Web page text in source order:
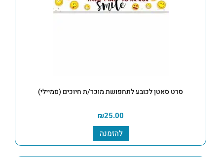
סרט סאטן לכובע לתחפושת מוכר/ת חיוכים (סמיילי)
₪25.00
להזמנה